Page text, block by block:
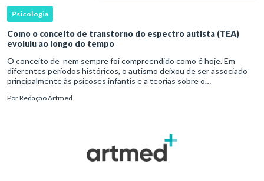
Psicologia
Como o conceito de transtorno do espectro autista (TEA)
evoluiu ao longo do tempo
O conceito de nem sempre foi compreendido como é hoje. Em
diferentes períodos históricos, o autismo deixou de ser associado
principalmente às psicoses infantis e a teorias sobre o
transtorno do des
PorRedação Artmed